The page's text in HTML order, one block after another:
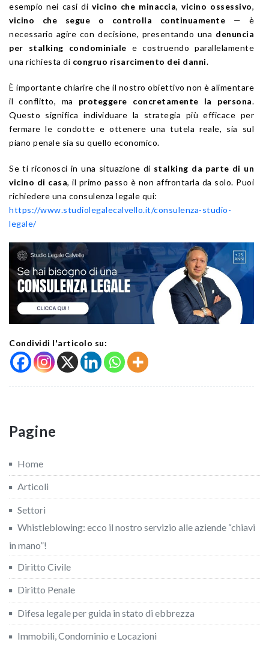
esempio nei casi di vicino che minaccia,vicino ossessivo,
vicino che segue o controlla continuamente — è
necessario agire con decisione, presentando una denuncia
per stalking condominiale e costruendo parallelamente
una richiesta di congruo risarcimento dei danni.
È importante chiarire che il nostro obiettivo non è alimentare
il conflitto, ma proteggere concretamente la persona.
Questo significa individuare la strategia più efficace per
fermare le condotte e ottenere una tutela reale, sia sul
piano penale sia su quello economico.
Se ti riconosci in una situazione di stalking da parte di un
vicino di casa, il primo passo è non affrontarla da solo. Puoi
richiedere una consulenza legale qui:
https://www.studiolegalecalvello.it/consulenza-studio-
legale/
Condividi l'articolo su:
Pagine
Home
Articoli
Settori
Whistleblowing: ecco il nostro servizio alle aziende “chiavi
in mano”!
Diritto Civile
Diritto Penale
Difesa legale per guida in stato di ebbrezza
Immobili, Condominio e Locazioni